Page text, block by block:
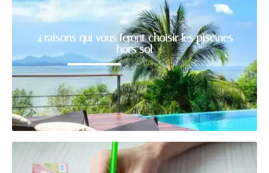
4 raisons qui vous feront choisir les piscines
hors sol